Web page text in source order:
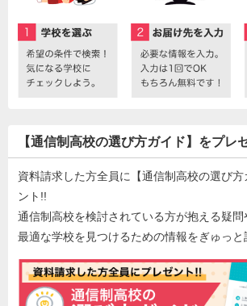
【通信制高校の選び方ガイド】をプレ
資料請求した方全員に【通信制高校の選び
ント!!
通信制高校を検討されている方が抱える疑問
最適な学校を見つけるための情報をぎゅっと